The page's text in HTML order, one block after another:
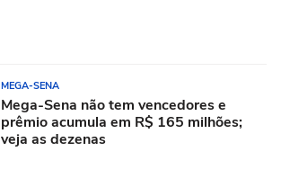
MEGA-SENA
Mega-Sena não tem vencedores e
prêmio acumula em R$ 165 milhões;
veja as dezenas